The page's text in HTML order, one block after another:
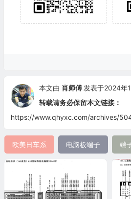
本文由 肖师傅 发表于2024年
转载请务必保留本文链接：
https://www.qhyxc.com/archives/
欧美日车系 电脑板端子 端